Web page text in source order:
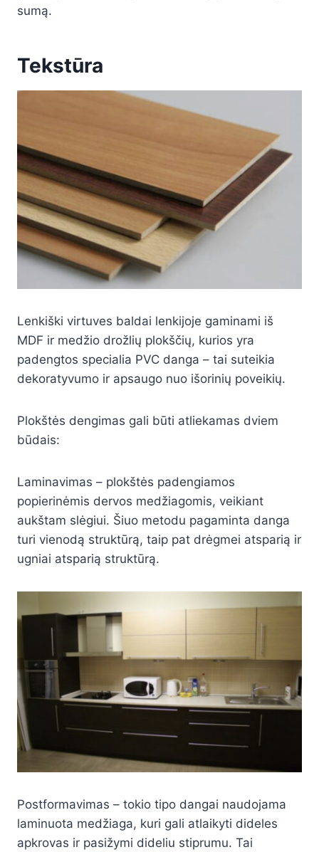
sumą.
Tekstūra
Lenkiški virtuves baldai lenkijoje gaminami iš
MDF ir medžio drožlių plokščių, kurios yra
padengtos specialia PVC danga – tai suteikia
dekoratyvumo ir apsaugo nuo išorinių poveikių.
Plokštės dengimas gali būti atliekamas dviem
būdais:
Laminavimas – plokštės padengiamos
popierinėmis dervos medžiagomis, veikiant
aukštam slėgiui. Šiuo metodu pagaminta danga
turi vienodą struktūrą, taip pat drėgmei atsparią ir
ugniai atsparią struktūrą.
Postformavimas – tokio tipo dangai naudojama
laminuota medžiaga, kuri gali atlaikyti dideles
apkrovas ir pasižymi dideliu stiprumu. Tai